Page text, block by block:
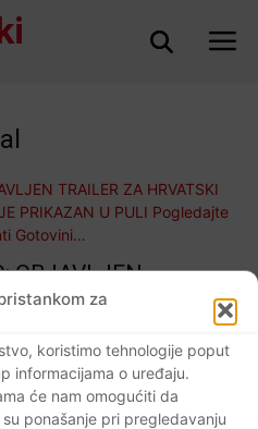
za
koristimo tehnologije poput
informacijama o uređaju.
će nam omogućiti da
ponašanje pri pregledavanju
OBJAVLJEN
RATNI FILM
U PULI
filma o Anti